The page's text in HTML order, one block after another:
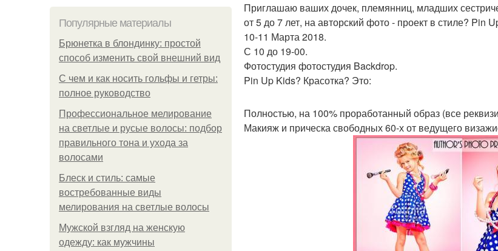
Популярные материалы
Брюнетка в блондинку: простой
способ изменить свой внешний вид
С чем и как носить гольфы и гетры:
полное руководство
Профессиональное мелирование
на светлые и русые волосы: подбор
правильного тона и ухода за
волосами
Блеск и стиль: самые
востребованные виды
мелирования на светлые волосы
Мужской взгляд на женскую
одежду: как мужчины
Приглашаю ваших дочек, племянниц, младших
от 5 до 7 лет, на авторский фото - проект в стиле? Pin
10-11 Марта 2018.
С 10 до 19-00.
Фотостудия фотостудия Backdrop.
Pin Up Kids? Красотка? Это:
Полностью, на 100% проработанный образ (все
Макияж и прическа свободных 60-х от ведущего